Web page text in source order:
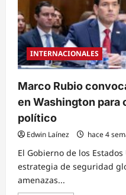
INTERNACIONALES
Marco Rubio
en Washington
político
Edwin Laínez hace 4
El Gobierno de los
estrategia de seguridad
amenazas...